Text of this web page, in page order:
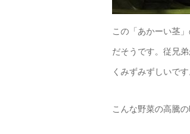
この「あかーい茎
だそうです。従兄
くみずみずしいで
こんな野菜の高騰